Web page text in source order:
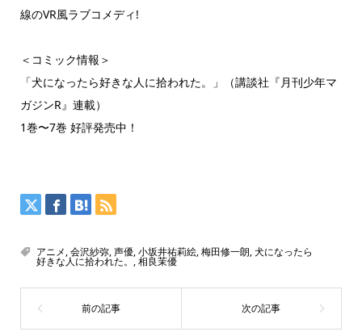
線のVR風ラブコメディ!
＜コミック情報＞
「犬になったら好きな人に拾われた。」（講談社『月刊少年マ
ガジンR』連載）
1巻〜7巻 好評発売中！
アニメ,会沢紗弥,声優,小坂井祐莉絵,梅田修一朗,犬になったら
好きな人に拾われた。,相良茉優